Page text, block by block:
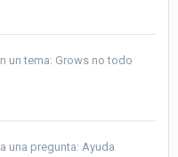
un tema: Grows no todo
una pregunta: Ayuda